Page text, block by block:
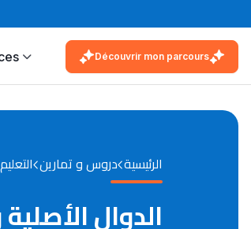
Découvrir mon parcours
الرئيسية دروس و تمارين
الدوال